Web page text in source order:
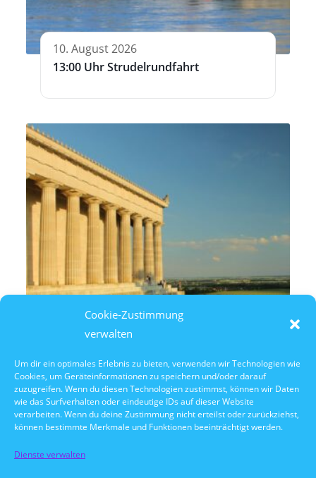
Cookie-Zustimmung
verwalten
Um dir ein optimales Erlebnis zu bieten, verwenden wir Technologien wie
Cookies, um Geräteinformationen zu speichern und/oder darauf
zuzugreifen. Wenn du diesen Technologien zustimmst, können wir Daten
wie das Surfverhalten oder eindeutige IDs auf dieser Website
verarbeiten. Wenn du deine Zustimmung nicht erteilst oder zurückziehst,
können bestimmte Merkmale und Funktionen beeinträchtigt werden.
Dienste verwalten
10. August 2026
13:00 Uhr Strudelrundfahrt
9. August 2026
14:30 Uhr Walhalla Schifffahrt